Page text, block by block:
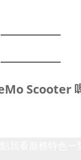
Scooter